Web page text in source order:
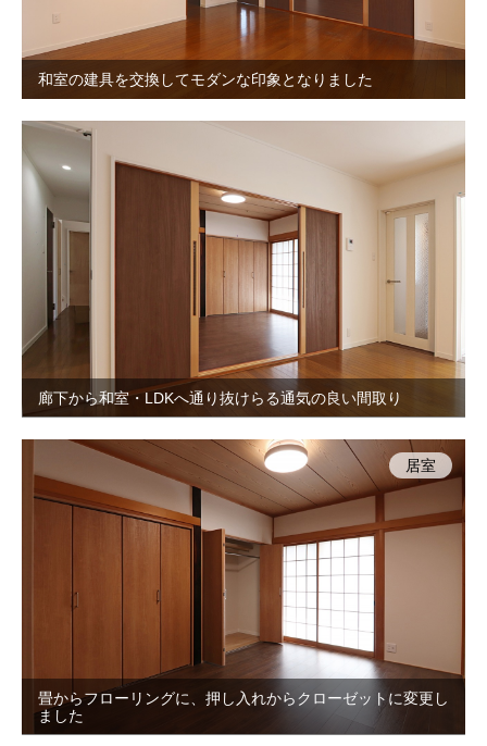
和室の建具を交換してモダンな印象となりました
廊下から和室・LDKへ通り抜けらる通気の良い間取り
畳からフローリングに、押し入れからクローゼットに変更し
ました
居室